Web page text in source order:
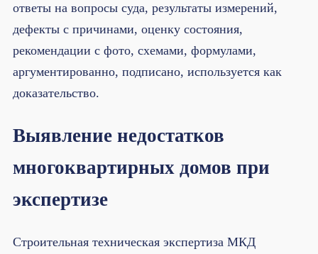
ответы на вопросы суда, результаты измерений,
дефекты с причинами, оценку состояния,
рекомендации с фото, схемами, формулами,
аргументированно, подписано, используется как
доказательство.
Выявление недостатков
многоквартирных домов при
экспертизе
Строительная техническая экспертиза МКД